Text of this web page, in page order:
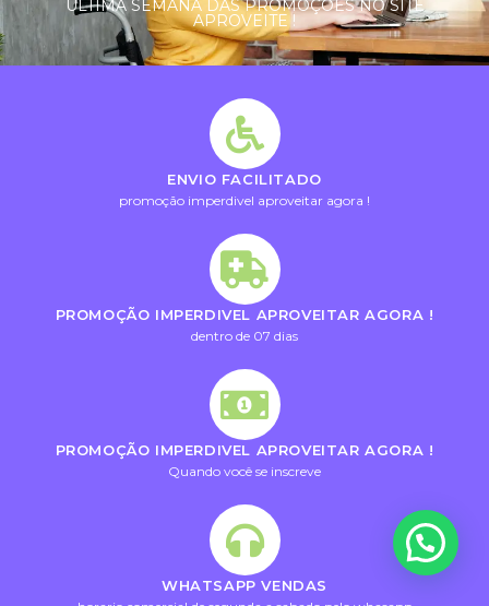
ULTIMA SEMANA DAS PROMOÇÕES NO SITE
APROVEITE !
ENVIO FACILITADO
promoção imperdivel aproveitar agora !
PROMOÇÃO IMPERDIVEL APROVEITAR AGORA !
dentro de 07 dias
PROMOÇÃO IMPERDIVEL APROVEITAR AGORA !
Quando você se inscreve
WHATSAPP VENDAS